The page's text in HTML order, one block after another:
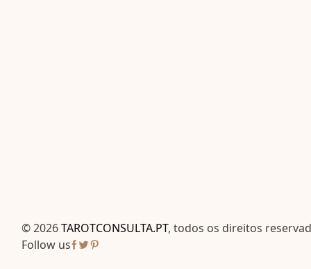
© 2026TAROTCONSULTA.PT, todos os direitos
Follow us